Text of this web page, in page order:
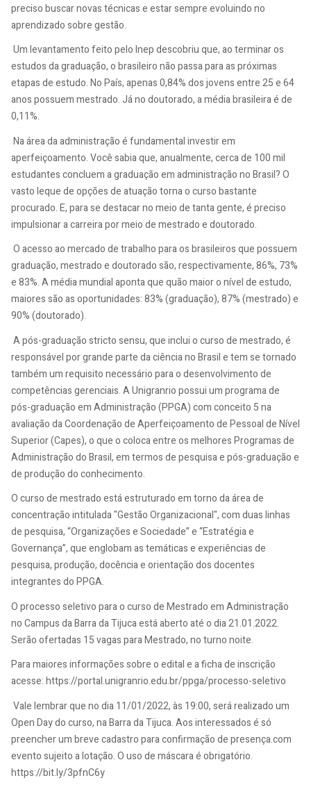
preciso buscar novas técnicas e estar sempre evoluindo no
aprendizado sobre gestão.
Um levantamento feito pelo Inep descobriu que, ao terminar os
estudos da graduação, o brasileiro não passa para as próximas
etapas de estudo. No País, apenas 0,84% dos jovens entre 25 e 64
anos possuem mestrado. Já no doutorado, a média brasileira é de
0,11%.
Na área da administração é fundamental investir em
aperfeiçoamento. Você sabia que, anualmente, cerca de 100 mil
estudantes concluem a graduação em administração no Brasil? O
vasto leque de opções de atuação torna o curso bastante
procurado. E, para se destacar no meio de tanta gente, é preciso
impulsionar a carreira por meio de mestrado e doutorado.
O acesso ao mercado de trabalho para os brasileiros que possuem
graduação, mestrado e doutorado são, respectivamente, 86%, 73%
e 83%. A média mundial aponta que quão maior o nível de estudo,
maiores são as oportunidades: 83% (graduação), 87% (mestrado) e
90% (doutorado).
A pós-graduação stricto sensu, que inclui o curso de mestrado, é
responsável por grande parte da ciência no Brasil e tem se tornado
também um requisito necessário para o desenvolvimento de
competências gerenciais. A Unigranrio possui um programa de
pós-graduação em Administração (PPGA) com conceito 5 na
avaliação da Coordenação de Aperfeiçoamento de Pessoal de Nível
Superior (Capes), o que o coloca entre os melhores Programas de
Administração do Brasil, em termos de pesquisa e pós-graduação e
de produção do conhecimento.
O curso de mestrado está estruturado em torno da área de
concentração intitulada "Gestão Organizacional", com duas linhas
de pesquisa, “Organizações e Sociedade” e “Estratégia e
Governança”, que englobam as temáticas e experiências de
pesquisa, produção, docência e orientação dos docentes
integrantes do PPGA.
O processo seletivo para o curso de Mestrado em Administração
no Campus da Barra da Tijuca está aberto até o dia 21.01.2022.
Serão ofertadas 15 vagas para Mestrado, no turno noite.
Para maiores informações sobre o edital e a ficha de inscrição
acesse: https://portal.unigranrio.edu.br/ppga/processo-seletivo
Vale lembrar que no dia 11/01/2022, às 19:00, será realizado um
Open Day do curso, na Barra da Tijuca. Aos interessados é só
preencher um breve cadastro para confirmação de presença.com
evento sujeito a lotação. O uso de máscara é obrigatório.
https://bit.ly/3pfnC6y